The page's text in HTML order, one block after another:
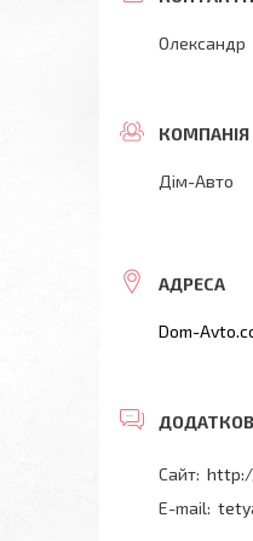
Олександр
Дім-Авто
Dom-